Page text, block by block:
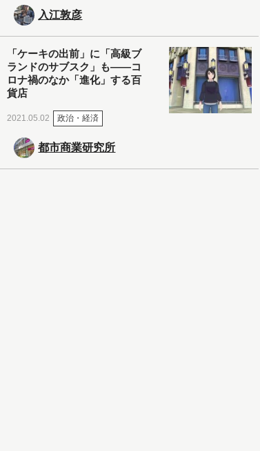
入江敦彦
「ケーキの出前」に「高級ブ
ランドのサブスク」も――コ
ロナ禍のなか「進化」する百
貨店
2021.05.02 政治・経済
都市商業研究所